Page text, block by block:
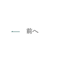
前へ